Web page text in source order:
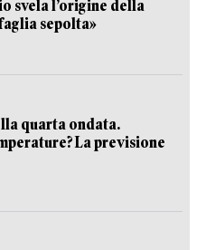
svela l’origine della
sepolta»
quarta ondata.
La previsione